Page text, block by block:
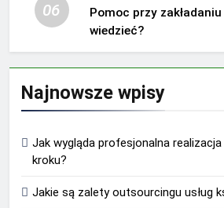
06
Pomoc przy
wiedzieć?
Najnowsze wpisy
Jak wygląda profesjonalna
kroku?
Jakie są zalety outsourcingu usług